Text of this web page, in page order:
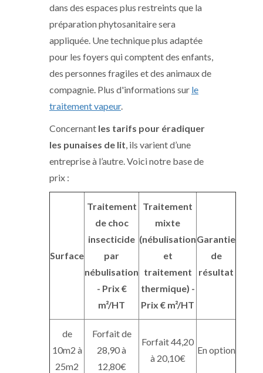
dans des espaces plus restreints que la
préparation phytosanitaire sera
appliquée. Une technique plus adaptée
pour les foyers qui comptent des enfants,
des personnes fragiles et des animaux de
compagnie. Plus d'informations sur le
traitement vapeur.
Concernant les tarifs pour éradiquer
les punaises de lit, ils varient d’une
entreprise à l’autre. Voici notre base de
prix :
Surface
Traitement
de choc
insecticide
par
nébulisation
- Prix €
m²/HT
Traitement
mixte
(nébulisation
et
traitement
thermique) -
Prix € m²/HT
Garantie
de
résultat
de
10m2 à
25m2
Forfait de
28,90 à
12,80€
Forfait 44,20
à 20,10€
En option